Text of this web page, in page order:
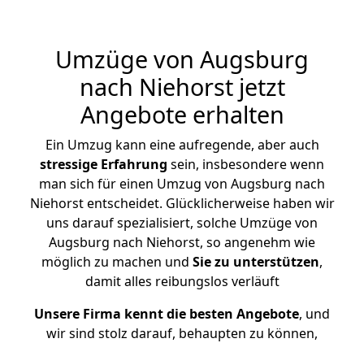
Umzüge von Augsburg
nach Niehorst jetzt
Angebote erhalten
Ein Umzug kann eine aufregende, aber auch
stressige Erfahrung sein, insbesondere wenn
man sich für einen Umzug von Augsburg nach
Niehorst entscheidet. Glücklicherweise haben wir
uns darauf spezialisiert, solche Umzüge von
Augsburg nach Niehorst, so angenehm wie
möglich zu machen und Sie zu unterstützen,
damit alles reibungslos verläuft
Unsere Firma kennt die besten Angebote, und
wir sind stolz darauf, behaupten zu können,